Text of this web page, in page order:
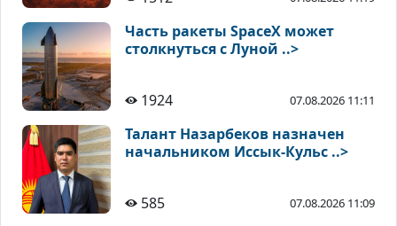
Часть ракеты SpaceX может
столкнуться с Луной ..>
1924 07.08.2026 11:11
Талант Назарбеков назначен
начальником Иссык-Кульс ..>
585 07.08.2026 11:09